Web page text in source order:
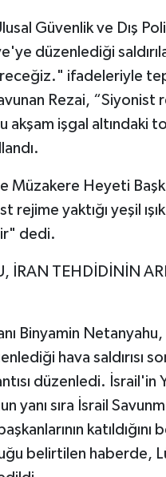
Güvenlik ve Dış
düzenlediği
ifadeleriyle
Rezai, “Siyonist
akşam işgal altındaki
Müzakere Heyeti
rejime yaktığı yeşil
dedi.
İRAN TEHDİDİNİN
Binyamin
hava saldırısı
düzenledi.
yanı sıra İsrail
belirtilen haberde,